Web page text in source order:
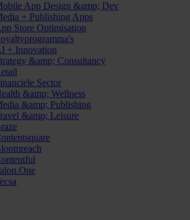
App Design &amp; Dev
+ Publishing Apps
Store Optimisation
+ Innovation
&amp; Consultancy
Sector
&amp; Wellness
&amp; Publishing
&amp; Leisure